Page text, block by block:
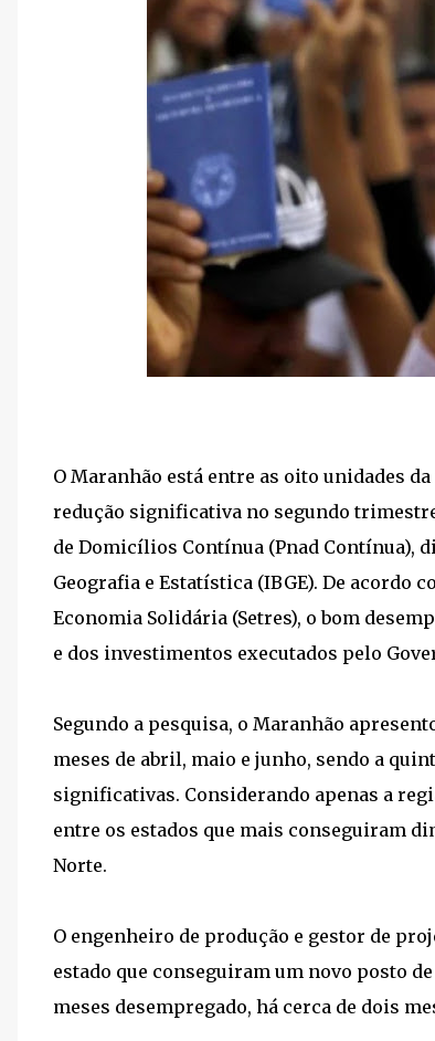
O Maranhão está entre as oito unidades
redução significativa no segundo
de Domicílios Contínua (Pnad Contínua),
Geografia e Estatística (IBGE). De acordo
Economia Solidária (Setres), o bom
e dos investimentos executados pelo
Segundo a pesquisa, o Maranhão
meses de abril, maio e junho, sendo a
significativas. Considerando apenas a
entre os estados que mais conseguiram
Norte.
O engenheiro de produção e gestor de
estado que conseguiram um novo posto
meses desempregado, há cerca de dois